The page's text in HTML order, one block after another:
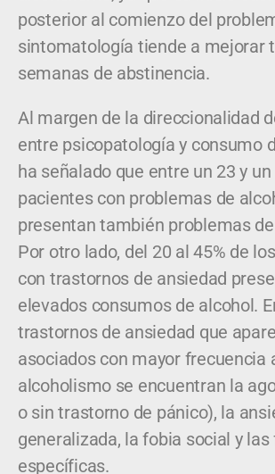
posterior al comienzo del
sintomatología tiende a mejorar
semanas de abstinencia.
Al margen de la direccionalidad
entre psicopatología y consumo
ha señalado que entre un 23 y un
pacientes con problemas de
presentan también problemas
Por otro lado, del 20 al 45% de
con trastornos de ansiedad
elevados consumos de alcohol.
trastornos de ansiedad que
asociados con mayor frecuencia
alcoholismo se encuentran la
o sin trastorno de pánico), la
generalizada, la fobia social y
específicas.